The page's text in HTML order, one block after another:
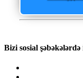
Bizi sosial şəbəkələrdə